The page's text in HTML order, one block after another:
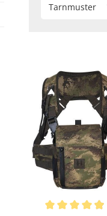
MusterTarnmuster
Bewerten